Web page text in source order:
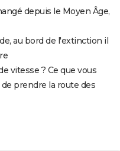
depuis le Moyen Âge,
au bord de l'extinction il
vitesse ? Ce que vous
prendre la route des